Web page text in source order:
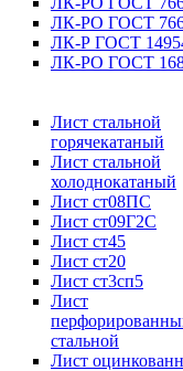
ЛК-РО ГОСТ
ЛК-Р ГОСТ
ЛК-РО ГОСТ
Лист стальной
горячекатаный
Лист стальной
холоднокатаный
Лист ст08ПС
Лист ст09Г2С
Лист ст45
Лист ст20
Лист ст3сп5
Лист
стальной
Лист